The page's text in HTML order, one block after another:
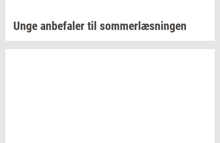
Unge an­be­fa­ler til som­mer­læs­nin­gen